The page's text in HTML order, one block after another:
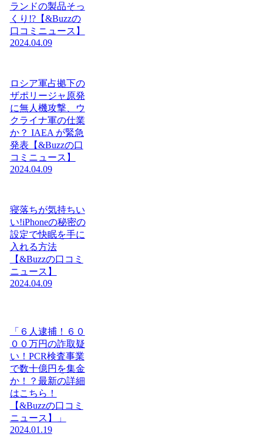
ランドの製品そっ
くり!?【&Buzzの
口コミニュース】
2024.04.09
ロシア軍占拠下の
ザポリージャ原発
に無人機攻撃、ウ
クライナ軍の仕業
か？ IAEA が緊急
発表【&Buzzの口
コミニュース】
2024.04.09
寝落ちが気持ちい
い!iPhoneの秘密の
設定で快眠を手に
入れる方法
【&Buzzの口コミ
ニュース】
2024.04.09
「６人逮捕！６０
００万円の詐取疑
い！PCR検査事業
で数十億円を集金
か！？最新の詳細
はこちら！
【&Buzzの口コミ
ニュース】」
2024.01.19